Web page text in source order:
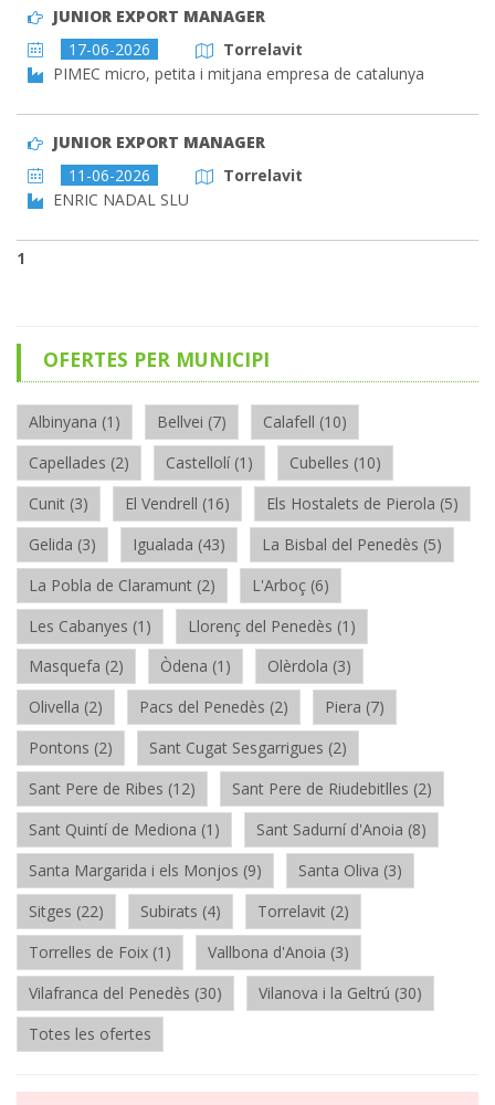
JUNIOR EXPORT MANAGER
17-06-2026
Torrelavit
PIMEC micro, petita i mitjana empresa de catalunya
JUNIOR EXPORT MANAGER
11-06-2026
Torrelavit
ENRIC NADAL SLU
1
OFERTES PER MUNICIPI
Albinyana (1) Bellvei (7)
Calafell (10)
Capellades (2)
Castellolí (1)
Cubelles (10)
Cunit (3)
El Vendrell (16)
Els Hostalets de Pierola (5)
Gelida (3)
Igualada (43)
La Bisbal del Penedès (5)
La Pobla de Claramunt (2)
L'Arboç (6)
Les Cabanyes (1)
Llorenç del Penedès (1)
Masquefa (2)
Òdena (1)
Olèrdola (3)
Olivella (2)
Pacs del Penedès (2)
Piera (7)
Pontons (2)
Sant Cugat Sesgarrigues (2)
Sant Pere de Ribes (12)
Sant Pere de Riudebitlles (2)
Sant Quintí de Mediona (1)
Sant Sadurní d'Anoia (8)
Santa Margarida i els Monjos (9)
Santa Oliva (3)
Sitges (22)
Subirats (4)
Torrelavit (2)
Torrelles de Foix (1)
Vallbona d'Anoia (3)
Vilafranca del Penedès (30)
Vilanova i la Geltrú (30)
Totes les ofertes